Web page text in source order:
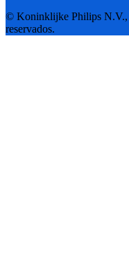
© Koninklijke Philips N.V.,
reservados.